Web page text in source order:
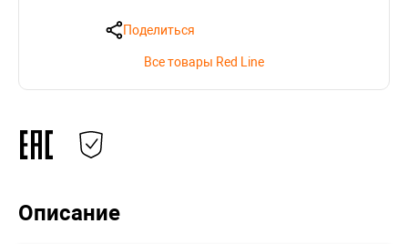
Поделиться
Все товары Red Line
Описание